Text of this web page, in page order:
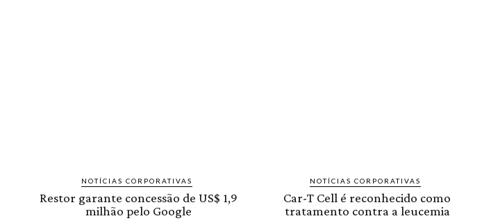
NOTÍCIAS CORPORATIVAS
Restor garante concessão de US$ 1,9
milhão pelo Google
NOTÍCIAS CORPORATIVAS
Car-T Cell é reconhecido como
tratamento contra a leucemia